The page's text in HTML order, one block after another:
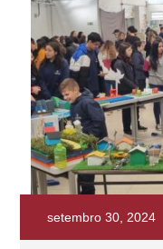
setembro 30, 2024